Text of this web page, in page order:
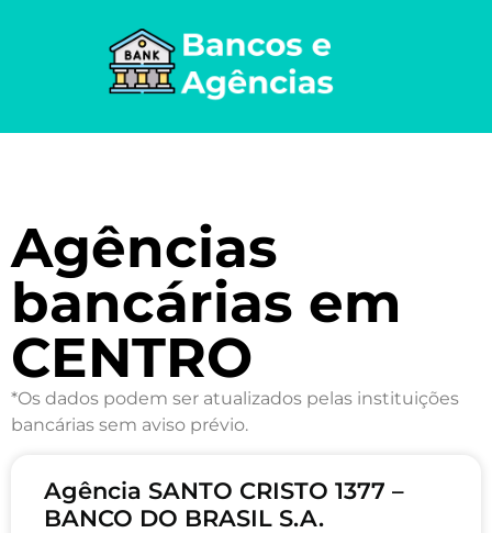
Agências
bancárias em
CENTRO
*Os dados podem ser atualizados pelas instituições
bancárias sem aviso prévio.
Agência SANTO CRISTO 1377 –
BANCO DO BRASIL S.A.